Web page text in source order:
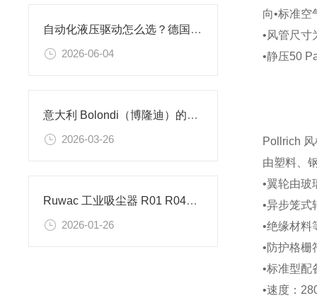
自动化液压驱动怎么选？德国 HEB 全系列油缸适配多工况
2026-06-04
意大利 Bolondi（博隆迪）的应用场景以及产品推荐
2026-03-26
Ruwac 工业吸尘器 R01 R040 BA1的技术参数
2026-01-26
向•标准空
•风管尺寸
•静压50
Pollrich
由塑料、
•翼轮由玻
•异步笼式
•绝缘材料
•防护格栅
•标准型
•速度：